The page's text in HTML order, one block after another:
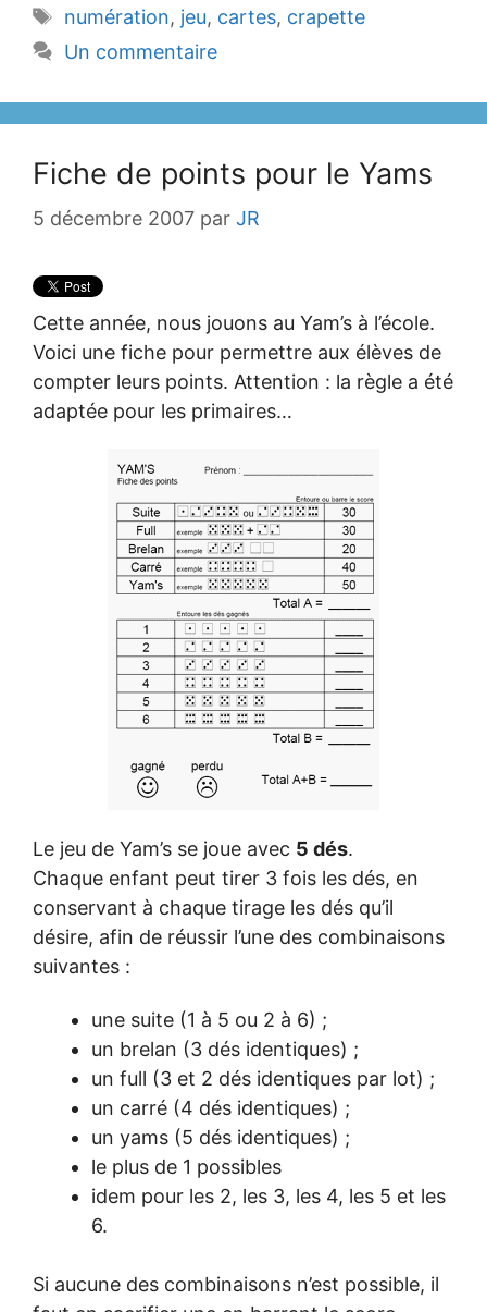
Étiquettes
numération, jeu, cartes, crapette
Un commentaire
Fiche de points pour le Yams
5 décembre 2007 par JR
Cette année, nous jouons au Yam’s à l’école.
Voici une fiche pour permettre aux élèves de
compter leurs points. Attention : la règle a été
adaptée pour les primaires…
Le jeu de Yam’s se joue avec 5 dés.
Chaque enfant peut tirer 3 fois les dés, en
conservant à chaque tirage les dés qu’il
désire, afin de réussir l’une des combinaisons
suivantes :
une suite (1 à 5 ou 2 à 6) ;
un brelan (3 dés identiques) ;
un full (3 et 2 dés identiques par lot) ;
un carré (4 dés identiques) ;
un yams (5 dés identiques) ;
le plus de 1 possibles
idem pour les 2, les 3, les 4, les 5 et les
6.
Si aucune des combinaisons n’est possible, il